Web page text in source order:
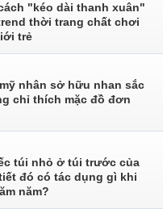
"kéo dài thanh xuân"
thời trang chất chơi
trẻ
nhân sở hữu nhan sắc
chỉ thích mặc đồ đơn
túi nhỏ ở túi trước của
đó có tác dụng gì khi
năm?